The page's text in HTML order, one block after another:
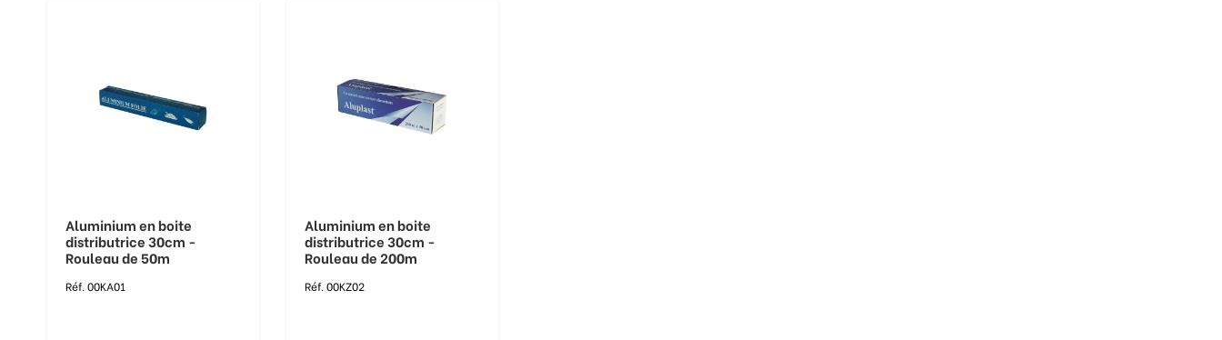
Aluminium en boite
distributrice 30cm -
Rouleau de 50m
Réf. 00KA01
Aluminium en boite
distributrice 30cm -
Rouleau de 200m
Réf. 00KZ02